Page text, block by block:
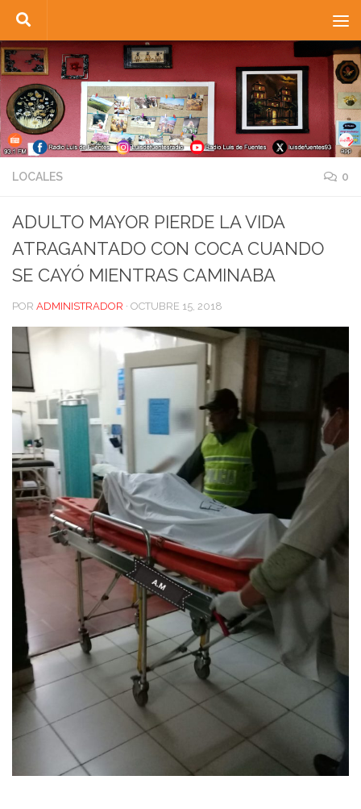
Saltar al contenido
LOCALES 0
ADULTO MAYOR PIERDE LA VIDA
ATRAGANTADO CON COCA CUANDO
SE CAYÓ MIENTRAS CAMINABA
POR ADMINISTRADOR · OCTUBRE 15, 2018